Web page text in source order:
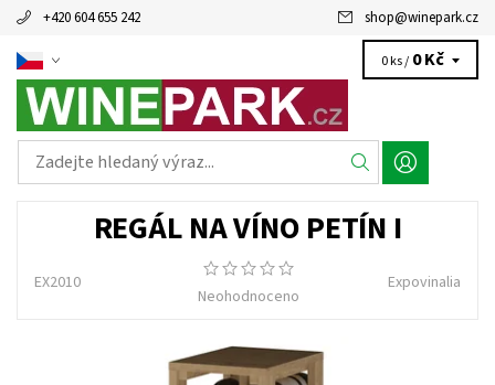
+420 604 655 242 shop@winepark.cz
0 ks / 0 Kč
REGÁL NA VÍNO PETÍN I
EX2010
Neohodnoceno
Expovinalia